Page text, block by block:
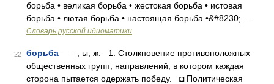
борьба • великая борьба • жестокая борьба • истовая
борьба • лютая борьба • настоящая борьба •&#8230; …
Словарь русской идиоматики
22 борьба — , ы, ж. 1. Столкновение противоположных
общественных групп, направлений, в котором каждая
сторона пытается одержать победу. ◘ Политическая